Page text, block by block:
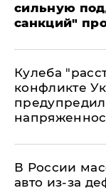
сильную
санкций"
Кулеба
конфликте
В России
авто из-за